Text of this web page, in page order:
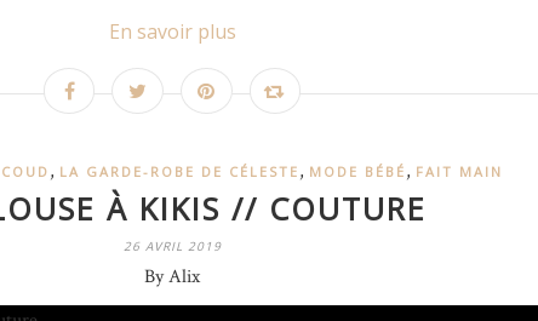
En savoir plus
, LA GARDE-ROBE DE CÉLESTE , MODE BÉBÉ , FAIT MAIN
À KIKIS // COUTURE
26 AVRIL 2019
By Alix